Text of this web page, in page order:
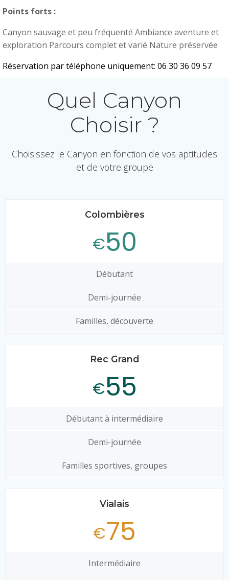
Points forts :
Canyon sauvage et peu fréquenté Ambiance aventure et
exploration Parcours complet et varié Nature préservée
Réservation par téléphone uniquement: 06 30 36 09 57
Quel Canyon
Choisir ?
Choisissez le Canyon en fonction de vos aptitudes
et de votre groupe
Colombières
€50
Débutant
Demi-journée
Familles, découverte
Rec Grand
€55
Débutant à intermédiaire
Demi-journée
Familles sportives, groupes
Vialais
€75
Intermédiaire